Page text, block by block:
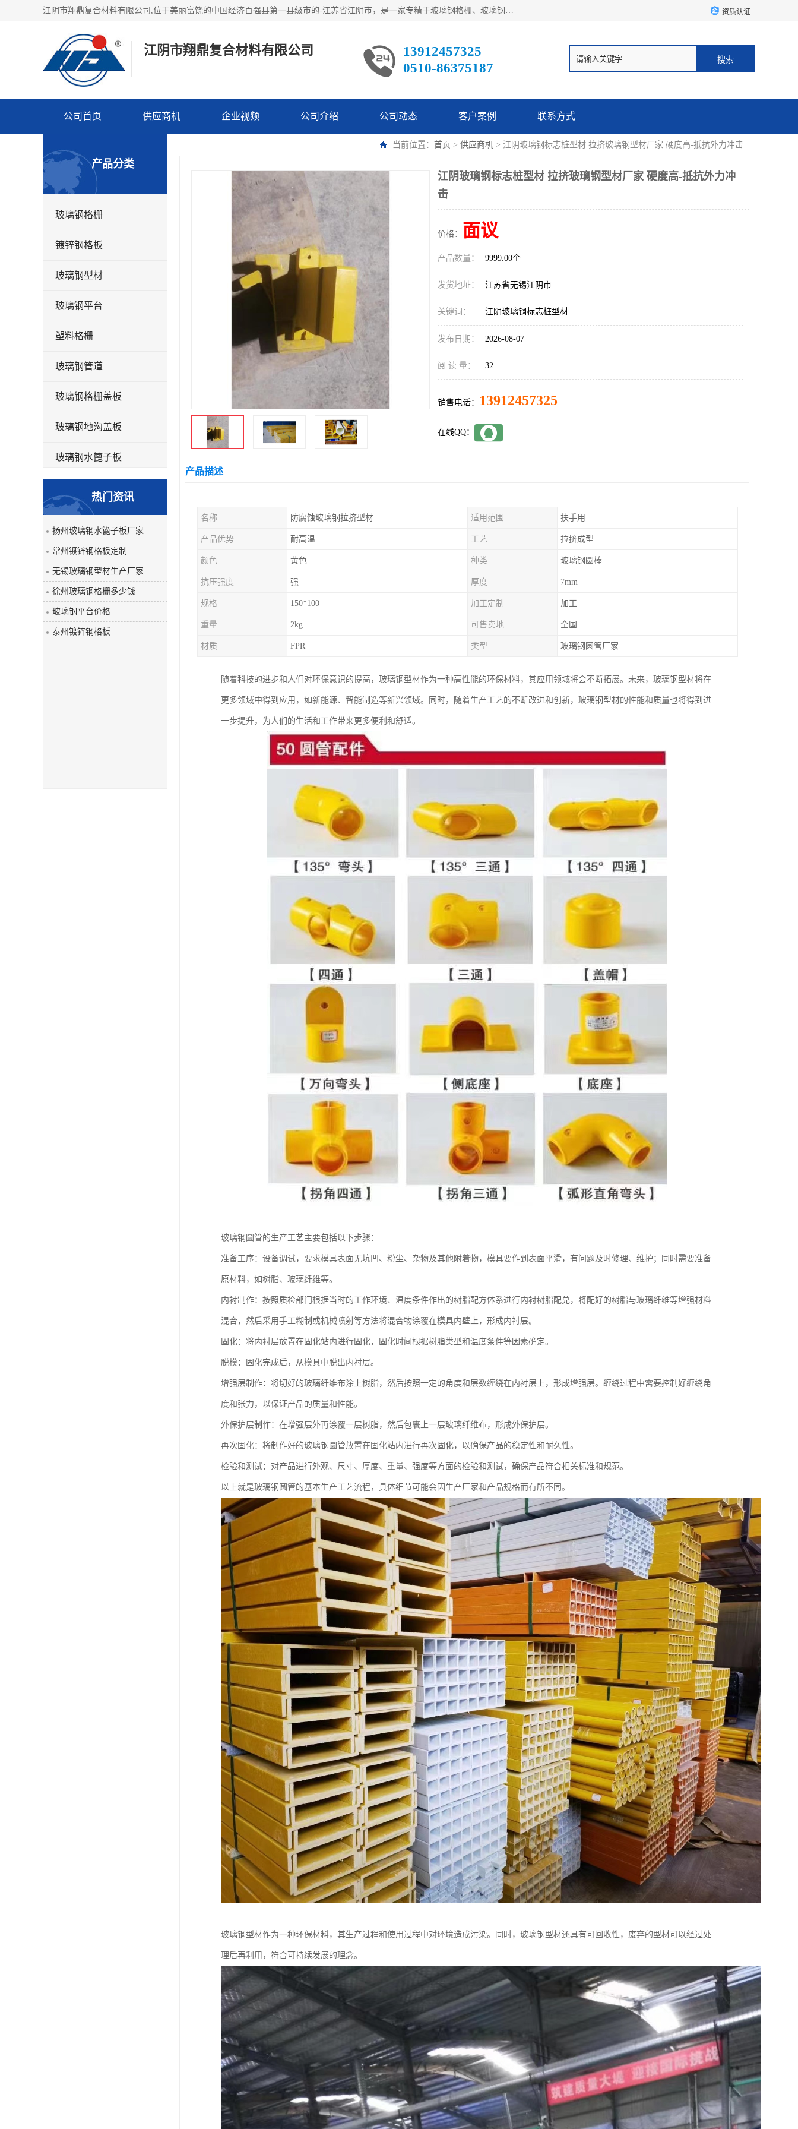
江阴市翔鼎复合材料有限公司,位于美丽富饶的中国经济百强县第一县级市的-江苏省江阴市，是一家专精于玻璃钢格栅、玻璃钢新材料,镀锌钢格板，机械设备生产制造及研发的科技型企业；公司产品已销往了世界多个国家和地区，公司人决心加倍努力愿与广大社会同仁精诚合作共创辉煌！ 资质认证
江阴市翔鼎复合材料有限公司
13912457325
0510-86375187
公司首页 供应商机 企业视频 公司介绍 公司动态 客户案例 联系方式
当前位置： 首页 > 供应商机 > 江阴玻璃钢标志桩型材 拉挤玻璃钢型材厂家 硬度高-抵抗外力冲击
产品分类
玻璃钢格栅
镀锌钢格板
玻璃钢型材
玻璃钢平台
塑料格栅
玻璃钢管道
玻璃钢格栅盖板
玻璃钢地沟盖板
玻璃钢水篦子板
玻璃钢平板
玻璃钢盖板
热门资讯
扬州玻璃钢水篦子板厂家
常州镀锌钢格板定制
无锡玻璃钢型材生产厂家
徐州玻璃钢格栅多少钱
玻璃钢平台价格
泰州镀锌钢格板
江阴玻璃钢标志桩型材 拉挤玻璃钢型材厂家 硬度高-抵抗外力冲
击
价格： 面议
产品数量： 9999.00个
发货地址： 江苏省无锡江阴市
关键词： 江阴玻璃钢标志桩型材
发布日期： 2026-08-07
阅 读 量： 32
销售电话： 13912457325
在线QQ：
产品描述
名称 防腐蚀玻璃钢拉挤型材 适用范围 扶手用
产品优势 耐高温 工艺 拉挤成型
颜色 黄色 种类 玻璃钢圆棒
抗压强度 强 厚度 7mm
规格 150*100 加工定制 加工
重量 2kg 可售卖地 全国
材质 FPR 类型 玻璃钢圆管厂家
随着科技的进步和人们对环保意识的提高，玻璃钢型材作为一种高性能的环保材料，其应用领域将会不断拓展。未来，玻璃钢型材将在
更多领域中得到应用，如新能源、智能制造等新兴领域。同时，随着生产工艺的不断改进和创新，玻璃钢型材的性能和质量也将得到进
一步提升，为人们的生活和工作带来更多便利和舒适。
玻璃钢圆管的生产工艺主要包括以下步骤：
准备工序：设备调试，要求模具表面无坑凹、粉尘、杂物及其他附着物，模具要作到表面平滑，有问题及时修理、维护；同时需要准备
原材料，如树脂、玻璃纤维等。
内衬制作：按照质检部门根据当时的工作环境、温度条件作出的树脂配方体系进行内衬树脂配兑，将配好的树脂与玻璃纤维等增强材料
混合，然后采用手工糊制或机械喷射等方法将混合物涂覆在模具内壁上，形成内衬层。
固化：将内衬层放置在固化站内进行固化，固化时间根据树脂类型和温度条件等因素确定。
脱模：固化完成后，从模具中脱出内衬层。
增强层制作：将切好的玻璃纤维布涂上树脂，然后按照一定的角度和层数缠绕在内衬层上，形成增强层。缠绕过程中需要控制好缠绕角
度和张力，以保证产品的质量和性能。
外保护层制作：在增强层外再涂覆一层树脂，然后包裹上一层玻璃纤维布，形成外保护层。
再次固化：将制作好的玻璃钢圆管放置在固化站内进行再次固化，以确保产品的稳定性和耐久性。
检验和测试：对产品进行外观、尺寸、厚度、重量、强度等方面的检验和测试，确保产品符合相关标准和规范。
以上就是玻璃钢圆管的基本生产工艺流程，具体细节可能会因生产厂家和产品规格而有所不同。
玻璃钢型材作为一种环保材料，其生产过程和使用过程中对环境造成污染。同时，玻璃钢型材还具有可回收性，废弃的型材可以经过处
理后再利用，符合可持续发展的理念。